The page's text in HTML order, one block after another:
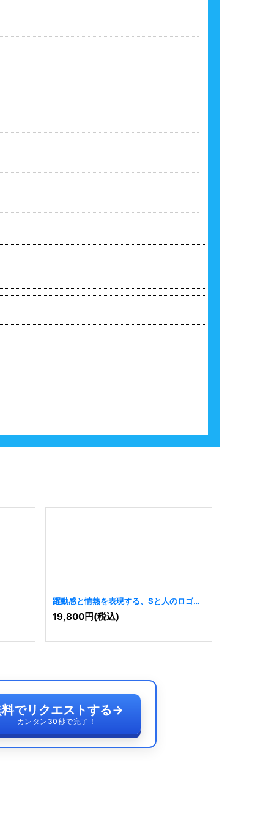
躍動感と情熱を表現する、Sと人のロゴ
[8538]
19,800円(税込)
でリクエストする→
カンタン30秒で完了！